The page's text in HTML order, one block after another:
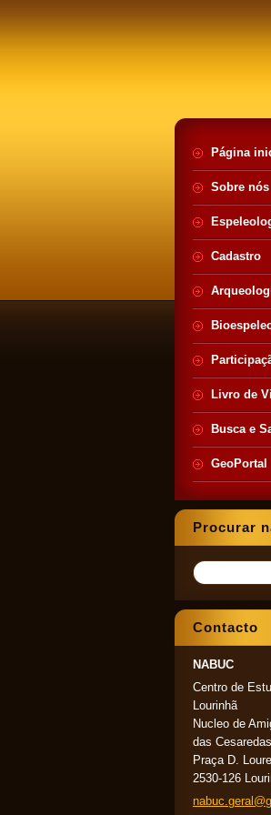
Página
Sobre nós
Cadastro
Livro de
Busca e
GeoPortal
Procurar
Contacto
NABUC
Centro de
Lourinhã
Nucleo de
das Cesaredas
Praça D.
2530-126
nabuc.ge